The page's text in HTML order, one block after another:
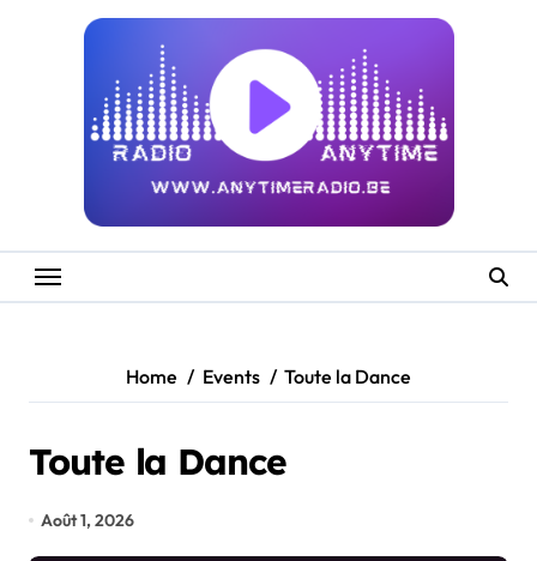
Home Events Toute la Dance
Toute la Dance
Août 1, 2026